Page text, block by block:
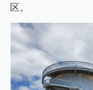
区。